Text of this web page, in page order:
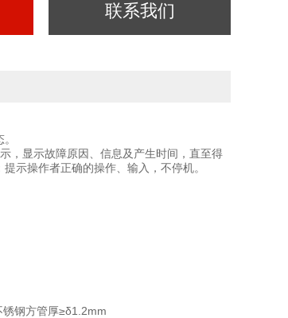
联系我们
，显示故障原因、信息及产生时间，直至得
示操作者正确的操作、输入，不停机。
钢方管厚≥δ1.2mm